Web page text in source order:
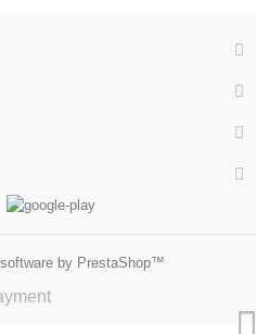
by PrestaShop™